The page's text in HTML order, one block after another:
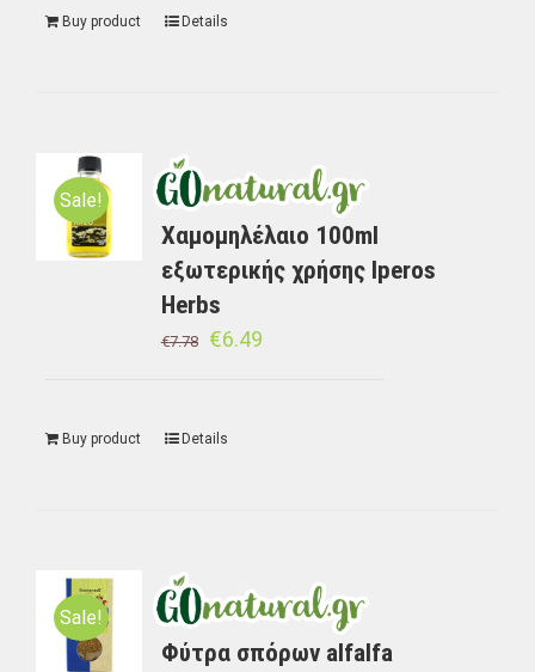
Buy product Details
Sale!
Χαμομηλέλαιο 100ml
εξωτερικής χρήσης Iperos
Herbs
€7.78 €6.49
Buy product Details
Sale!
Φύτρα σπόρων alfalfa